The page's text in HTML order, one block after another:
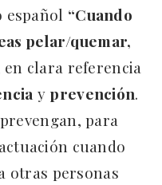
“Cuando
pelar/quemar,
en clara referencia
y prevención.
para
cuando
otras personas